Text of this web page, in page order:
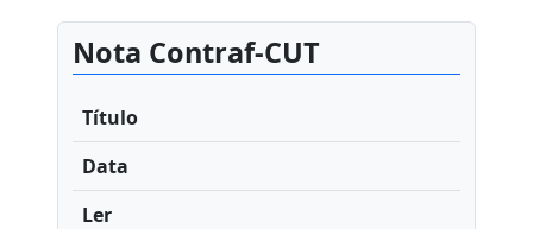
Nota Contraf-CUT
Título
Data
Ler